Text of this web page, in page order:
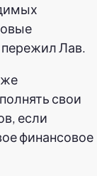
Лав.
свои
если
финансовое